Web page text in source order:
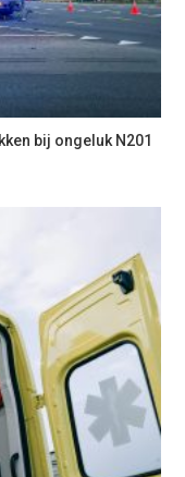
bij ongeluk N201